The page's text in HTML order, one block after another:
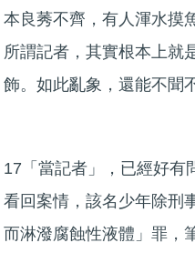
本良莠不齊，有人渾水摸
所謂記者，其實根本上就
飾。如此亂象，還能不聞
17「當記者」，已經好有
看回案情，該名少年除刑
而淋潑腐蝕性液體」罪，